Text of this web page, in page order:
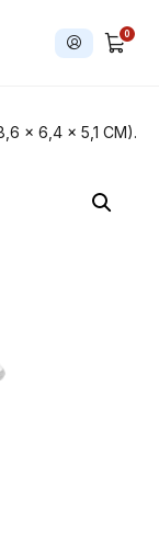
Iniciar
0
x 6,4 x 5,1 CM).